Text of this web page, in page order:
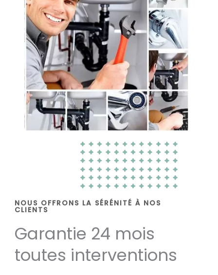
NOUS OFFRONS LA SÉRÉNITÉ À NOS
CLIENTS
Garantie 24 mois
toutes interventions